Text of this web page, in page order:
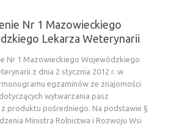
Nr 1 Mazowieckiego
Lekarza Weterynarii
Nr 1 Mazowieckiego Wojewódzkiego
z dnia 2 stycznia 2012 r. w
egzaminów ze znajomości
wytwarzania pasz
z produktu pośredniego. Na podstawie §
Ministra Rolnictwa i Rozwoju Wsi